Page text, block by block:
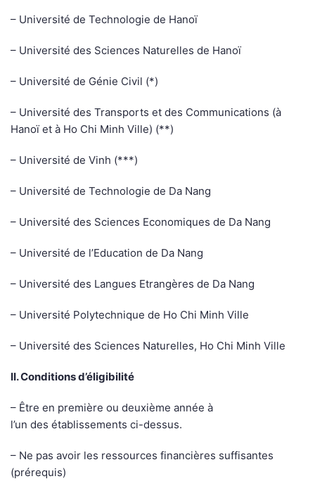
– Université de Technologie de Hanoï
– Université des Sciences Naturelles de Hanoï
– Université de Génie Civil (*)
– Université des Transports et des Communications (à
Hanoï et à Ho Chi Minh Ville) (**)
– Université de Vinh (***)
– Université de Technologie de Da Nang
– Université des Sciences Economiques de Da Nang
– Université de l’Education de Da Nang
– Université des Langues Etrangères de Da Nang
– Université Polytechnique de Ho Chi Minh Ville
– Université des Sciences Naturelles, Ho Chi Minh Ville
II. Conditions d’éligibilité
– Être en première ou deuxième année à
l’un des établissements ci-dessus.
– Ne pas avoir les ressources financières suffisantes
(prérequis)